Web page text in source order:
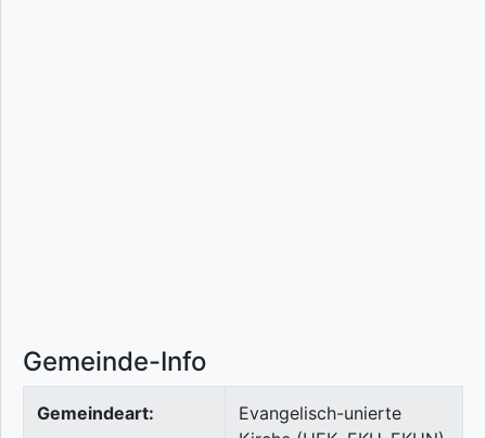
Gemeinde-Info
Gemeindeart:
Evangelisch-unierte